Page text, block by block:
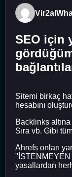
SEO için
Sitemi birkaç
hesabını
Backlinks
Sıra vb. Gibi
Ahrefs onları
"İSTENMEYEN
yasallardan